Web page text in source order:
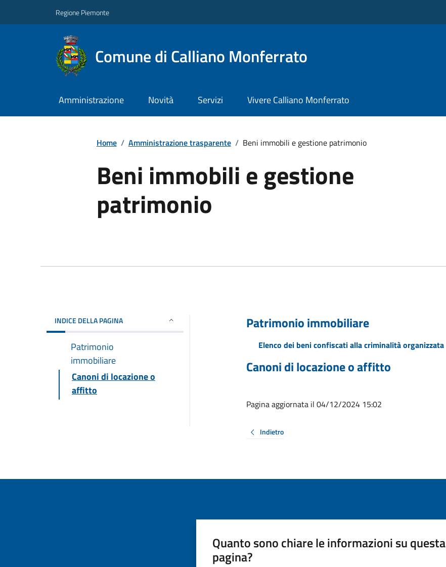
Regione Piemonte
Comune di Calliano Monferrato
Amministrazione Novità Servizi Vivere Calliano Monferrato
Home / Amministrazione trasparente / Beni immobili e gestione patrimonio
Beni immobili e gestione
patrimonio
INDICE DELLA PAGINA
Patrimonio
immobiliare
Canoni di locazione o
affitto
Patrimonio immobiliare
Elenco dei beni confiscati alla criminalità organizzata
Canoni di locazione o affitto
Pagina aggiornata il 04/12/2024 15:02
Indietro
Quanto sono chiare le informazioni su questa
pagina?